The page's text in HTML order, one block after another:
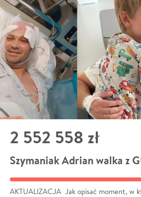
2 552 558 zł
Szymaniak Adrian walka z
AKTUALIZACJA Jak opisać moment, w